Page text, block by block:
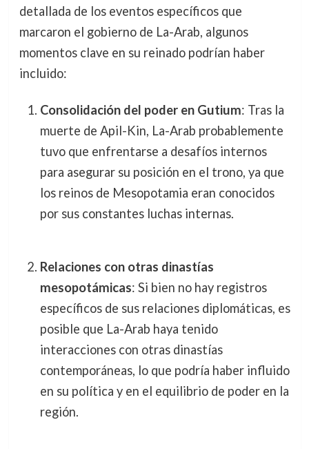
detallada de los eventos específicos que
marcaron el gobierno de La-Arab, algunos
momentos clave en su reinado podrían haber
incluido:
Consolidación del poder en Gutium: Tras la
muerte de Apil-Kin, La-Arab probablemente
tuvo que enfrentarse a desafíos internos
para asegurar su posición en el trono, ya que
los reinos de Mesopotamia eran conocidos
por sus constantes luchas internas.
Relaciones con otras dinastías
mesopotámicas: Si bien no hay registros
específicos de sus relaciones diplomáticas, es
posible que La-Arab haya tenido
interacciones con otras dinastías
contemporáneas, lo que podría haber influido
en su política y en el equilibrio de poder en la
región.